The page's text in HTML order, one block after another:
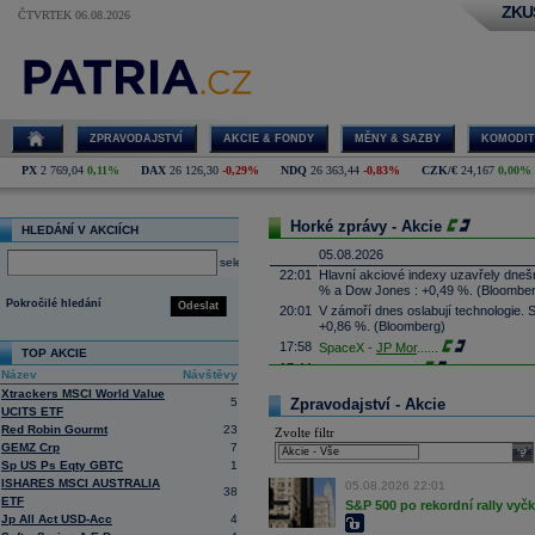
ČTVRTEK 06.08.2026
ZPRAVODAJSTVÍ AKCIE & FONDY MĚNY & SAZBY
PX 2 769,04 0,11% DAX 26 126,30 -0,29% NDQ 26 363,44 -0,83% CZK/€ 24,167 0,00%
HLEDÁNÍ V AKCIÍCH
select
Odeslat
Pokročilé hledání
TOP AKCIE
Název
Návštěvy
Xtrackers MSCI World Value
UCITS ETF
5
Red Robin Gourmt
23
GEMZ Crp
7
Sp US Ps Eqty GBTC
1
ISHARES MSCI AUSTRALIA
ETF
38
Jp All Act USD-Acc
4
Horké zprávy - Akcie
05.08.2026
22:01
Hlavní akciové indexy uzavřely
% a Dow Jones : +0,49 %.
20:01
V zámoří dnes oslabují technologie.
+0,86 %. (Bloomberg)
17:58 SpaceX - JP Mor......
17:44 Palantir Techno...
17:16 Booking.com - T...
17:08 CSG získala podíl v kanadské
systémy, technologie protivzdušné
výši podílu ale nesdělila. Cílem
prosadit je zejména na trzích
16:45
Arista Networks...
16:27
AMD-
Zpravodajství - Akcie
Zvolte filtr
05.08.2026 22:01
S&P 500 po rekordní rally